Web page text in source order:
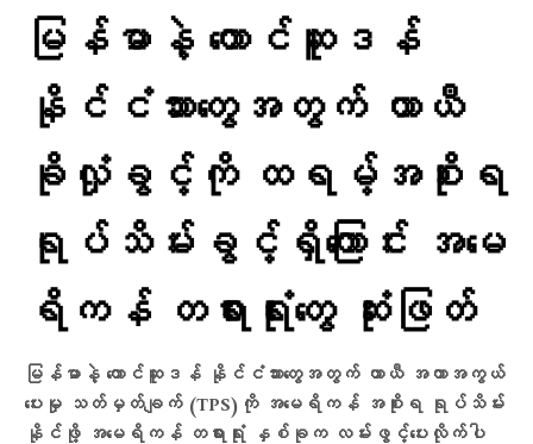
မြန်မာနဲ့ တောင်ဆူဒန်
နိုင်ငံသားတွေအတွက် ယာယီ
ခိုလှုံခွင့်ကို ထရမ့်အစိုးရ
ရုပ်သိမ်းခွင့်ရှိကြောင်း အမေ
ရိကန် တရားရုံးတွေ ဆုံးဖြတ်
မြန်မာနဲ့ တောင်ဆူဒန် နိုင်ငံသားတွေအတွက် ယာယီ အကာအကွယ်
ပေးမှု သတ်မှတ်ချက် (TPS)ကို အမေရိကန် အစိုးရ ရုပ်သိမ်း
နိုင်ဖို့ အမေရိကန် တရားရုံး နှစ်ခုက လမ်းဖွင့်ပေးလိုက်ပါ